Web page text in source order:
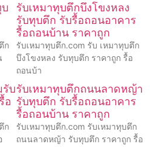
ก
รับเหมาทุบตึกบึงโขงหลง
รับทุบตึก รับรื้อถอนอาคาร
รื้อถอนบ้าน ราคาถูก
รับเหมาทุบตึก.com รับ เหมาทุบตึก
บึงโขงหลง รับทุบตึก ราคาถูก รื้อ
ถอนบ้า
รับ
อ
ก
รับเหมาทุบตึกถนนลาดหญ้า
รับทุบตึก รับรื้อถอนอาคาร
รื้อถอนบ้าน ราคาถูก
รับเหมาทุบตึก.com รับเหมาทุบตึก
ถนนลาดหญ้า รับทุบตึก ราคาถูก รื้อ